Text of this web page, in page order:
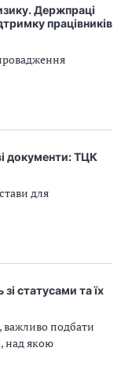
Держпраці
працівників
документи: ТЦК
для
статусами та їх
важливо подбати
над якою